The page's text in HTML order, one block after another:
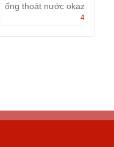
ống thoát nước okazak...
40,000.00